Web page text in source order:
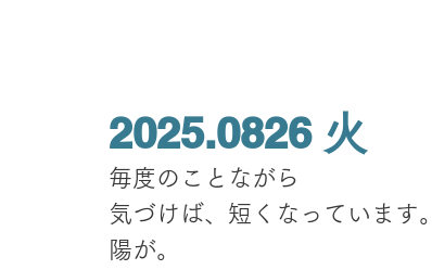
2025.0826 火
毎度のことながら
気づけば、短くなっています。
陽が。